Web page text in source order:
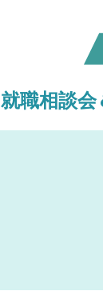
就職相談